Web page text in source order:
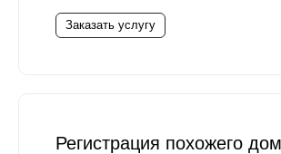
Заказать услугу
Регистрация похожего